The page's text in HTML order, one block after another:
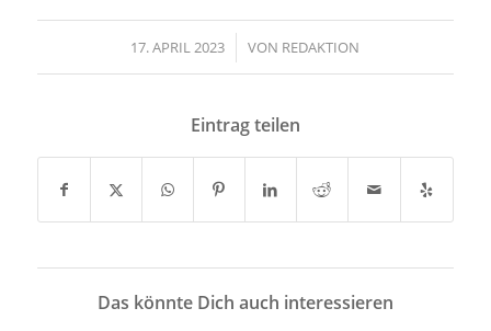
17. APRIL 2023
/ VON REDAKTION
Eintrag teilen
Das könnte Dich auch interessieren